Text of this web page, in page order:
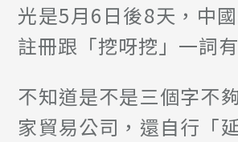
光是5月6日後8天，中
註冊跟「挖呀挖」一詞
不知道是不是三個字不
家貿易公司，還自行「